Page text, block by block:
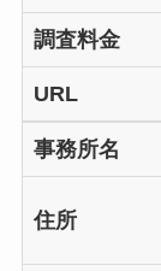
調査料金
URL
事務所名
住所